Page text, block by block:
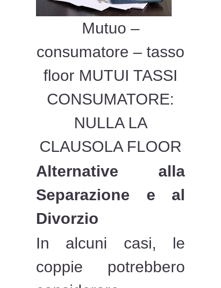
Mutuo –
consumatore – tasso
floor MUTUI TASSI
CONSUMATORE:
NULLA LA
CLAUSOLA FLOOR
Alternative alla
Separazione e al
Divorzio
In alcuni casi, le
coppie potrebbero